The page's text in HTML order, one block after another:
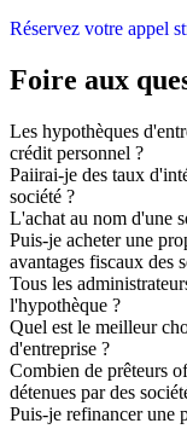
Réservez votre appel
Foire aux
Les hypothèques
crédit personnel ?
Paiirai-je des taux
société ?
L'achat au nom d'une
Puis-je acheter une
avantages fiscaux des
Tous les
l'hypothèque ?
Quel est le meilleur
d'entreprise ?
Combien de prêteurs
détenues par des
Puis-je refinancer une